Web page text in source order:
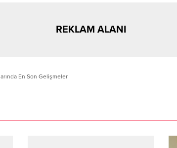
REKLAM ALANI
En Son Gelişmeler